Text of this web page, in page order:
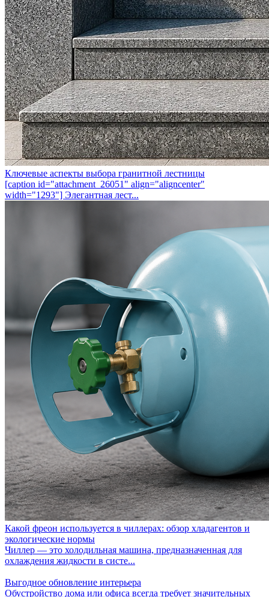
Ключевые аспекты выбора гранитной лестницы
[caption id="attachment_26051" align="aligncenter"
width="1293"] Элегантная лест...
Какой фреон используется в чиллерах: обзор хладагентов и
экологические нормы
Чиллер — это холодильная машина, предназначенная для
охлаждения жидкости в систе...
Выгодное обновление интерьера
Обустройство дома или офиса всегда требует значительных